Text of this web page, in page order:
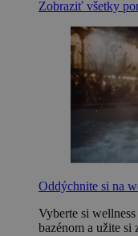
Zobraziť všetky
Oddýchnite si na
Vyberte si
bazénom a užite si